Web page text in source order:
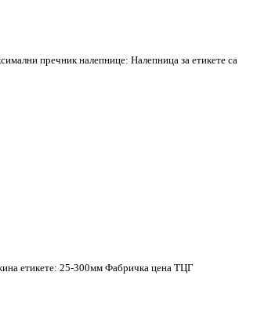
пречник налепнице: Налепница за етикете са
етикете: 25-300мм Фабричка цена ТЦГ